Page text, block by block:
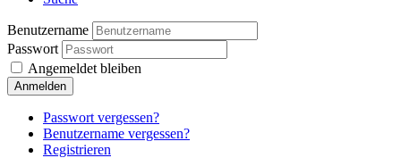
Benutzername
Passwort
Angemeldet bleiben
Anmelden
Passwort vergessen?
Benutzername vergessen?
Registrieren